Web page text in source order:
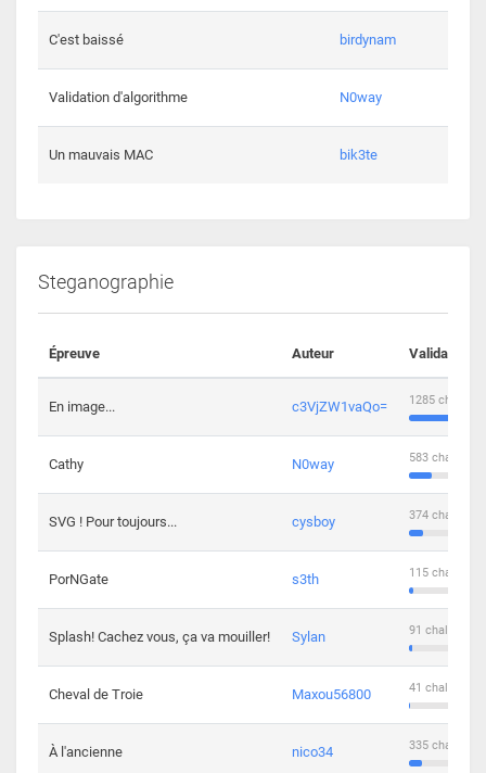
C'est baissé birdynam
Validation d'algorithme N0way
Un mauvais MAC bik3te
Steganographie
Épreuve Auteur Validations
En image... c3VjZW1vaQo= 1285
Cathy N0way 583
SVG ! Pour toujours... cysboy 374
PorNGate s3th 115
Splash! Cachez vous, ça va mouiller! Sylan 91
Cheval de Troie Maxou56800 41
À l'ancienne nico34 335